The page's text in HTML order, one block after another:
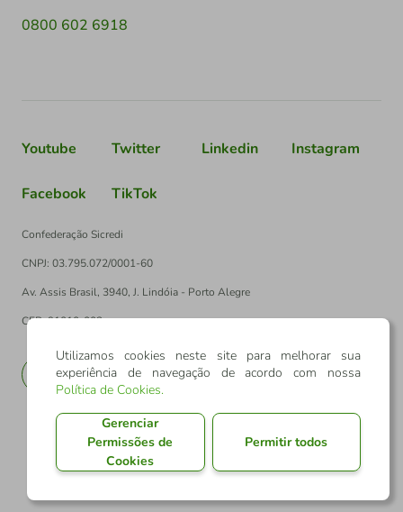
0800 602 6918
Youtube Twitter Linkedin Instagram
Facebook TikTok
Confederação Sicredi
CNPJ: 03.795.072/0001-60
Av. Assis Brasil, 3940, J. Lindóia - Porto Alegre
CEP: 91010-003
EN
Utilizamos cookies neste site para melhorar sua
experiência de navegação de acordo com nossa
Política de Cookies.
Gerenciar
Permissões de
Cookies
Permitir todos